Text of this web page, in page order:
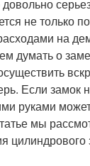
не только
на
думать о
Если замок
руками
мы
цилиндрового